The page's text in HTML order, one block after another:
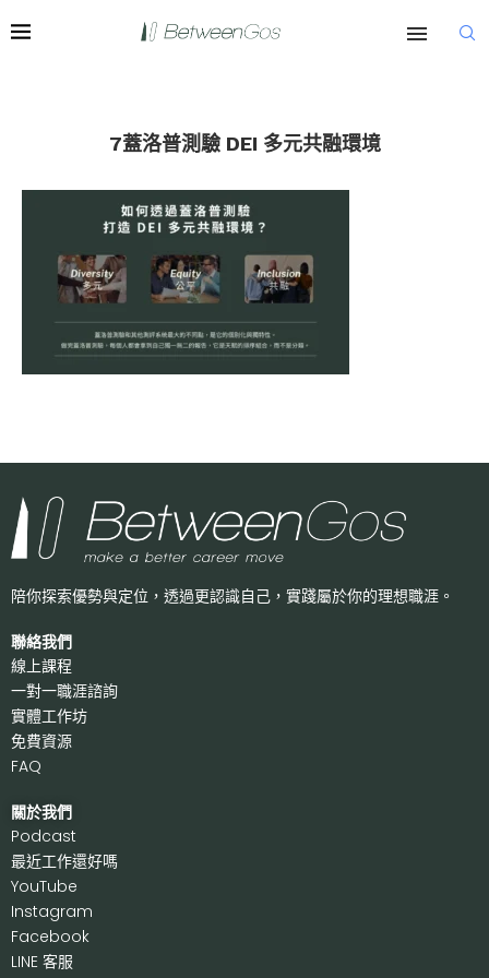
7蓋洛普測驗 DEI 多元共融環境
陪你探索優勢與定位，透過更認識自己， 實踐屬於你的理想職涯。
聯絡我們
線上課程
一對一職涯諮詢
實體工作坊
免費資源
FAQ
關於我們
Podcast
最近工作還好嗎
YouTube
Instagram
Facebook
LINE 客服